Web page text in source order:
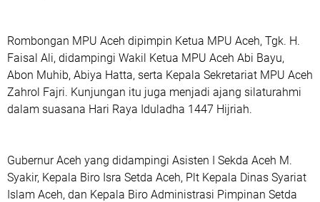
‎Rombongan MPU Aceh dipimpin Ketua MPU Aceh, Tgk. H.
Faisal Ali, didampingi Wakil Ketua MPU Aceh Abi Bayu,
Abon Muhib, Abiya Hatta, serta Kepala Sekretariat MPU Aceh
Zahrol Fajri. Kunjungan itu juga menjadi ajang silaturahmi
dalam suasana Hari Raya Iduladha 1447 Hijriah.
‎Gubernur Aceh yang didampingi Asisten I Sekda Aceh M.
Syakir, Kepala Biro Isra Setda Aceh, Plt Kepala Dinas Syariat
Islam Aceh, dan Kepala Biro Administrasi Pimpinan Setda